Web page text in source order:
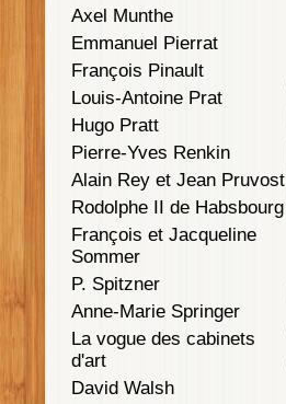
Axel Munthe
Emmanuel Pierrat
François Pinault
Louis-Antoine Prat
Hugo Pratt
Pierre-Yves Renkin
Alain Rey et Jean Pruvost
Rodolphe II de Habsbourg
François et Jacqueline
Sommer
P. Spitzner
Anne-Marie Springer
La vogue des cabinets
d'art
David Walsh